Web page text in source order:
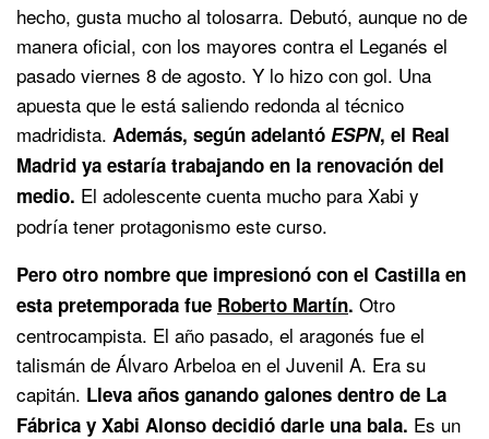
hecho, gusta mucho al tolosarra. Debutó, aunque no de
manera oficial, con los mayores contra el Leganés el
pasado viernes 8 de agosto. Y lo hizo con gol. Una
apuesta que le está saliendo redonda al técnico
madridista. Además, según adelantó ESPN, el Real
Madrid ya estaría trabajando en la renovación del
medio. El adolescente cuenta mucho para Xabi y
podría tener protagonismo este curso.
Pero otro nombre que impresionó con el Castilla en
esta pretemporada fue Roberto Martín. Otro
centrocampista. El año pasado, el aragonés fue el
talismán de Álvaro Arbeloa en el Juvenil A. Era su
capitán. Lleva años ganando galones dentro de La
Fábrica y Xabi Alonso decidió darle una bala. Es un